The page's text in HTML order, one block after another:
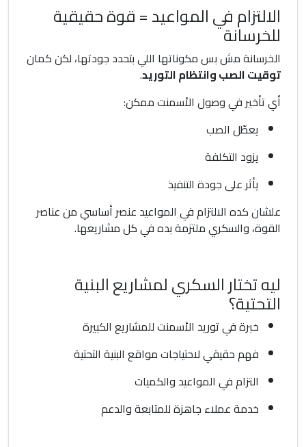
الالتزام في المواعيد = قوة حقيقية
للخرسانة
الخرسانة مش بس مكوناتها اللي بتحدد جودتها، لكن كمان
توقيت الصب وانتظام التوريد.
أي تأخير في وصول الأسمنت ممكن:
يعطّل الصب
يزود التكلفة
يأثر على جودة التنفيذ
علشان كده الالتزام في المواعيد عنصر أساسي من عناصر
القوة، والسكري ملتزمة بده في كل مشاريعها.
ليه تختار السكري لمشاريع البنية
التحتية؟
خبرة في توريد الأسمنت للمشاريع الكبيرة
فهم حقيقي لاحتياجات مواقع البنية التحتية
التزام في المواعيد والكميات
خدمة عملاء جاهزة للمتابعة والدعم